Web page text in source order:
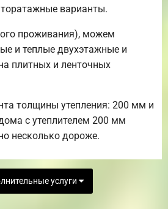
варианты.
проживания), можем
и теплые двухэтажные и
плитных и ленточных
толщины утепления: 200 мм и
с утеплителем 200 мм
несколько дороже.
услуги